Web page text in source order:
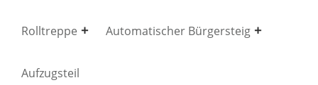
Rolltreppe Automatischer Bürgersteig
Aufzugsteil